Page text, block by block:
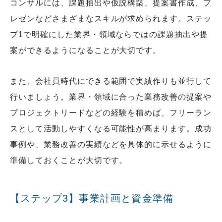
コンサルには、課題抽出や仮説構築、提案書作成、プ
レゼンなどさまざまなスキルが求められます。ステッ
プ1で明確にした業界・領域ならではの課題抽出や提
案ができるようになることが大切です。
また、会社員時代にできる範囲で実績作りも並行して
行いましょう。業界・領域に合った業務改善の提案や
プロジェクトリードなどの経験を積めば、フリーラン
スとして活動しやすくなる可能性が高まります。成功
事例や、業務改善の実績などを具体的に示せるように
準備しておくことが大切です。
【ステップ3】事業計画と資金準備